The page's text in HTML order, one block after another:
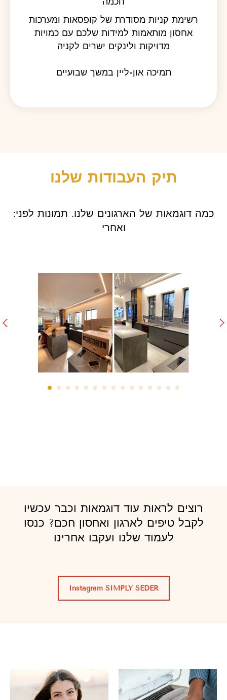
רשימת קניות מסודרת של ‏קופסאות ומערכות
אחסון מותאמות למידות שלכם עם כמויות
מדויקות ולינקים ישרים לקניה
תמיכה און-ליין במשך שבועיים
תיק העבודות שלנו
:‏כמה דוגמאות של הארגונים שלנו. ‏תמונות לפני
ואחרי
רוצים לראות עוד דוגמאות וכבר עכשיו
לקבל טיפים לארגון ואחסון חכם? כנסו
לעמוד שלנו ועקבו אחרינו
Instagram SIMPLY SEDER